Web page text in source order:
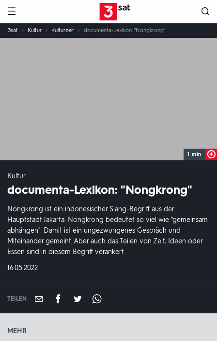
Hauptnavigation 3SAT
Sie
sind
3sat Kultur Kulturzeit documenta-Lexikon: "Nongkrong"
1 min
Kultur
documenta-Lexikon: "Nongkrong"
Nongkrong ist ein indonesischer Slang-Begriff aus der
Hauptstadt Jakarta. Nongkrong bedeutet so viel wie "gemeinsam
abhängen". Damit ist ein ungezwungenes Gespräch und
Miteinander gemeint. Aber auch das Teilen von Zeit, Ideen oder
Essen sind in diesem Begriff verankert.
DATUM:
16.05.2022
TEILEN
MEHR